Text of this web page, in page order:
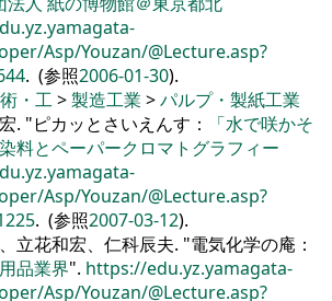
Asp/Youzan/@Lecture.asp?
. (参照2006-01-30).
・工>製造工業 >パルプ・製紙工業
. ピカッとさいえんす：
「水で咲かそ
料とペーパークロマトグラフィー
Asp/Youzan/@Lecture.asp?
. (参照2007-03-12).
立花和宏、仁科辰夫. 電気化学の庵：
品業界 . https://edu.yz.yamagata-
Asp/Youzan/@Lecture.asp?